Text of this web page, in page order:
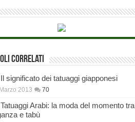
correlati
Il significato dei tatuaggi giapponesi
2013 70
Tatuaggi Arabi: la moda del momento tra
e tabù